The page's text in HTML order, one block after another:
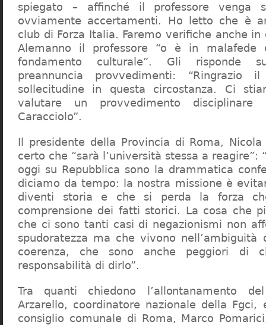
spiegato – affinché il professore venga
ovviamente accertamenti. Ho letto che è
club di Forza Italia. Faremo verifiche anche in
Alemanno il professore “o è in malafede
fondamento culturale”. Gli risponde
preannuncia provvedimenti:
sollecitudine in questa circostanza. Ci
valutare un provvedimento
Caracciolo”.
Il presidente della Provincia di Roma,
certo che “sarà l’università stessa a reagire”:
oggi su Repubblica sono la drammatica
diciamo da tempo: la nostra missione è
diventi storia e che si perda la forza
comprensione dei fatti storici. La cosa che
che ci sono tanti casi di negazionismi non
spudoratezza ma che vivono nell’ambiguità
coerenza, che sono anche peggiori di
responsabilità di dirlo”.
Tra quanti chiedono l’allontanamento
Arzarello, coordinatore nazionale della
consiglio comunale di Roma, Marco